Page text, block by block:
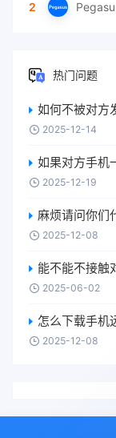
2
热门问题
如何不被对方
2025-12-14
如果对方手机一
2025-12-19
麻烦请问你们
2025-12-08
能不能不接触
2025-06-02
怎么下载手机
2025-12-08